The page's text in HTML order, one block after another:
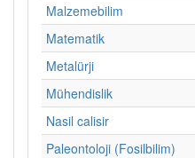
Malzemebilim
Matematik
Metalürji
Mühendislik
Nasil calisir
Paleontoloji (Fosilbilim)